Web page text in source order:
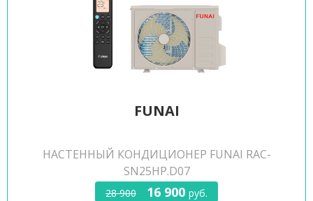
FUNAI
НАСТЕННЫЙ КОНДИЦИОНЕР FUNAI RAC-
SN25HP.D07
28 900 16 900 руб.